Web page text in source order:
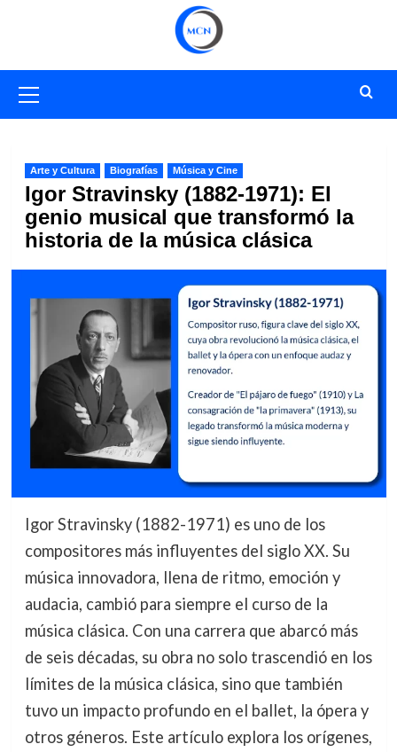
primario
Arte y Cultura Biografías Música y Cine
Igor Stravinsky (1882-1971): El
genio musical que transformó la
historia de la música clásica
Igor Stravinsky (1882-1971) es uno de los
compositores más influyentes del siglo XX. Su
música innovadora, llena de ritmo, emoción y
audacia, cambió para siempre el curso de la
música clásica. Con una carrera que abarcó más
de seis décadas, su obra no solo trascendió en los
límites de la música clásica, sino que también
tuvo un impacto profundo en el ballet, la ópera y
otros géneros. Este artículo explora los orígenes,